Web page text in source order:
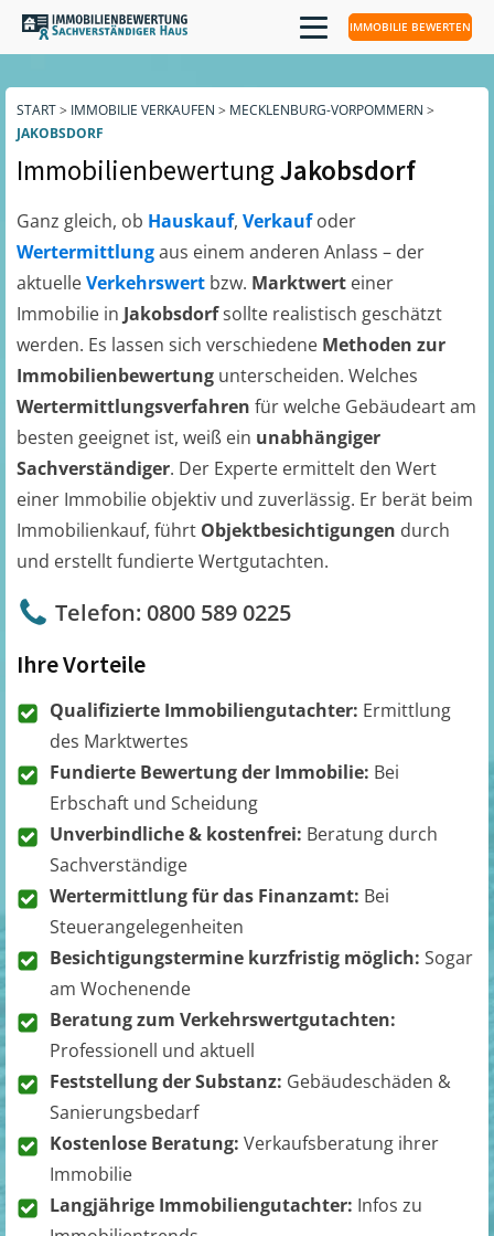
IMMOBILIE BEWERTEN
START> IMMOBILIE VERKAUFEN > MECKLENBURG-VORPOMMERN >
JAKOBSDORF
ImmobilienbewertungJakobsdorf
Ganz gleich, ob Hauskauf, Verkaufoder
Wertermittlungaus einem anderen Anlass – der
aktuelleVerkehrswert bzw. Marktwert einer
Immobilie in Jakobsdorfsollte realistisch geschätzt
werden. Es lassen sich verschiedene Methoden zur
Immobilienbewertung unterscheiden. Welches
Wertermittlungsverfahren für welche Gebäudeart am
besten geeignet ist, weiß ein unabhängiger
Sachverständiger. Der Experte ermittelt den Wert
einer Immobilie objektiv und zuverlässig. Er berät beim
Immobilienkauf, führt Objektbesichtigungen durch
und erstellt fundierte Wertgutachten.
Telefon: 0800 589 0225
Ihre Vorteile
Qualifizierte Immobiliengutachter: Ermittlung
des Marktwertes
Fundierte Bewertung der Immobilie: Bei
Erbschaft und Scheidung
Unverbindliche & kostenfrei: Beratung durch
Sachverständige
Wertermittlung für das Finanzamt: Bei
Steuerangelegenheiten
Besichtigungstermine kurzfristig möglich: Sogar
am Wochenende
Beratung zum Verkehrswertgutachten:
Professionell und aktuell
Feststellung der Substanz: Gebäudeschäden &
Sanierungsbedarf
Kostenlose Beratung: Verkaufsberatung ihrer
Immobilie
Langjährige Immobiliengutachter: Infos zu